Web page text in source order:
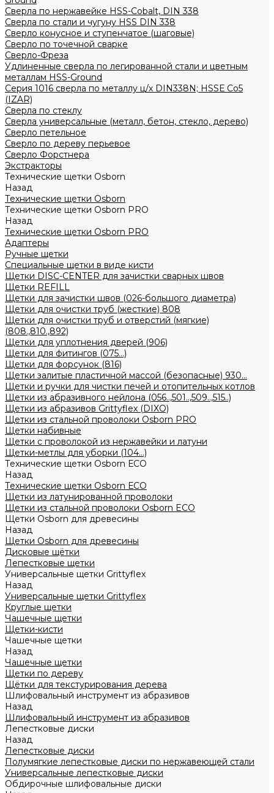
Сверла по нержавейке HSS-Cobalt, DIN 338
Сверла по стали и чугуну HSS DIN 338
Сверло конусное и ступенчатое (шаговые)
Сверло по точечной сварке
Сверло-Фреза
Удлиненные сверла по легированной стали и цветным
металлам HSS-Ground
Серия 1016 сверла по металлу ц/х DIN338N; HSSЕ Со5
(IZAR)
Сверла по стеклу
Сверла универсальные (металл, бетон, стекло, дерево)
Сверло петельное
Сверло по дереву перьевое
Сверло Форстнера
Экстракторы
Технические щетки Osborn
Назад
Технические щетки Osborn
Технические щетки Osborn PRO
Назад
Технические щетки Osborn PRO
Адаптеры
Ручные щетки
Специальные щетки в виде кисти
Щетки DISC-CENTER для зачистки сварных швов
Щетки REFILL
Щетки для зачистки швов (026-большого диаметра)
Щетки для очистки труб (жесткие) 808
Щетки для очистки труб и отверстий (мягкие)
(808.,810.,892)
Щетки для уплотнения дверей (906)
Щетки для фитингов (075...)
Щетки для форсунок (816)
Щетки залитые пластичной массой (безопасные) 930...
Щетки и ручки для чистки печей и отопительных котлов
Щетки из абразивного нейлона (056..,501..,509..,515..)
Щетки из абразивов Grittyflex (DIXO)
Щетки из стальной проволоки Osborn PRO
Щетки набивные
Щетки с проволокой из нержавейки и латуни
Щетки-метлы для уборки (104...)
Технические щетки Osborn ЕСО
Назад
Технические щетки Osborn ЕСО
Щетки из латунированной проволоки
Щетки из стальной проволоки Osborn ECO
Щетки Osborn для древесины
Назад
Щетки Osborn для древесины
Дисковые щётки
Лепестковые щетки
Универсальные щетки Grittyflex
Назад
Универсальные щетки Grittyflex
Круглые щетки
Чашечные щетки
Щетки-кисти
Чашечные щетки
Назад
Чашечные щетки
Щетки по дереву
Щётки для текстурирования дерева
Шлифовальный инструмент из абразивов
Назад
Шлифовальный инструмент из абразивов
Лепестковые диски
Назад
Лепестковые диски
Полумягкие лепестковые диски по нержавеющей стали
Универсальные лепестковые диски
Обдирочные шлифовальные диски